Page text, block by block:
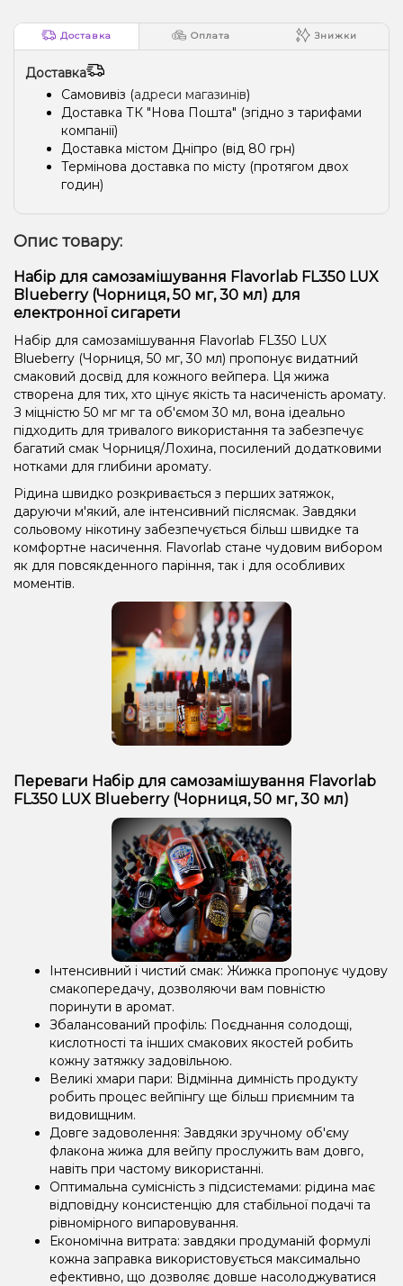
Доставка Оплата Знижки
Доставка
Самовивіз (адреси магазинів)
Доставка ТК "Нова Пошта" (згідно з тарифами
компанії)
Доставка містом Дніпро (від 80 грн)
Термінова доставка по місту (протягом двох
годин)
Опис товару:
Набір для самозамішування Flavorlab FL350 LUX
Blueberry (Чорниця, 50 мг, 30 мл) для
електронної сигарети
Набір для самозамішування Flavorlab FL350 LUX
Blueberry (Чорниця, 50 мг, 30 мл) пропонує видатний
смаковий досвід для кожного вейпера. Ця жижа
створена для тих, хто цінує якість та насиченість аромату.
З міцністю 50 мг мг та об'ємом 30 мл, вона ідеально
підходить для тривалого використання та забезпечує
багатий смак Чорниця/Лохина, посилений додатковими
нотками для глибини аромату.
Рідина швидко розкривається з перших затяжок,
даруючи м'який, але інтенсивний післясмак. Завдяки
сольовому нікотину забезпечується більш швидке та
комфортне насичення. Flavorlab стане чудовим вибором
як для повсякденного паріння, так і для особливих
моментів.
Переваги Набір для самозамішування Flavorlab
FL350 LUX Blueberry (Чорниця, 50 мг, 30 мл)
Інтенсивний і чистий смак: Жижка пропонує чудову
смакопередачу, дозволяючи вам повністю
поринути в аромат.
Збалансований профіль: Поєднання солодощі,
кислотності та інших смакових якостей робить
кожну затяжку задовільною.
Великі хмари пари: Відмінна димність продукту
робить процес вейпінгу ще більш приємним та
видовищним.
Довге задоволення: Завдяки зручному об'єму
флакона жижа для вейпу прослужить вам довго,
навіть при частому використанні.
Оптимальна сумісність з підсистемами: рідина має
відповідну консистенцію для стабільної подачі та
рівномірного випаровування.
Економічна витрата: завдяки продуманій формулі
кожна заправка використовується максимально
ефективно, що дозволяє довше насолоджуватися